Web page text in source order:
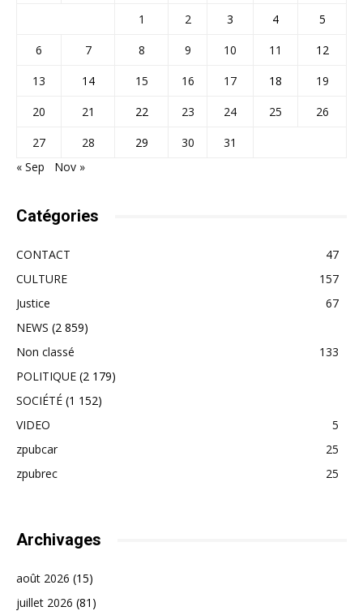
1 2 3 4
5
6
7 8 9 10 11
12
13
14 15 16 17 18
19
20
21 22 23 24 25
26
27
28 29 30
31
« Sep
Nov »
Catégories
CONTACT
47
CULTURE
157
Justice
67
NEWS (2 859)
Non classé
133
POLITIQUE (2 179)
SOCIÉTÉ (1 152)
VIDEO
5
zpubcar
25
zpubrec
25
Archivages
août 2026 (15)
juillet 2026 (81)